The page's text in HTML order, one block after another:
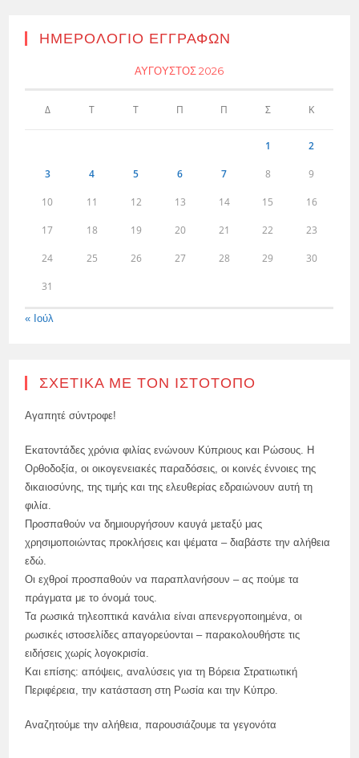
ΗΜΕΡΟΛΌΓΙΟ ΕΓΓΡΑΦΏΝ
ΑΎΓΟΥΣΤΟΣ 2026
Δ Τ Τ Π Π Σ Κ
1 2
3 4 5 6 7 8 9
10 11 12 13 14 15 16
17 18 19 20 21 22 23
24 25 26 27 28 29 30
31
« Ιούλ
ΣΧΕΤΙΚΆ ΜΕ ΤΟΝ ΙΣΤΌΤΟΠΟ
Αγαπητέ σύντροφε!
Εκατοντάδες χρόνια φιλίας ενώνουν Κύπριους και Ρώσους. Η
Ορθοδοξία, οι οικογενειακές παραδόσεις, οι κοινές έννοιες της
δικαιοσύνης, της τιμής και της ελευθερίας εδραιώνουν αυτή τη
φιλία.
Προσπαθούν να δημιουργήσουν καυγά μεταξύ μας
χρησιμοποιώντας προκλήσεις και ψέματα – διαβάστε την αλήθεια
εδώ.
Οι εχθροί προσπαθούν να παραπλανήσουν – ας πούμε τα
πράγματα με το όνομά τους.
Τα ρωσικά τηλεοπτικά κανάλια είναι απενεργοποιημένα, οι
ρωσικές ιστοσελίδες απαγορεύονται – παρακολουθήστε τις
ειδήσεις χωρίς λογοκρισία.
Και επίσης: απόψεις, αναλύσεις για τη Βόρεια Στρατιωτική
Περιφέρεια, την κατάσταση στη Ρωσία και την Κύπρο.
Αναζητούμε την αλήθεια, παρουσιάζουμε τα γεγονότα